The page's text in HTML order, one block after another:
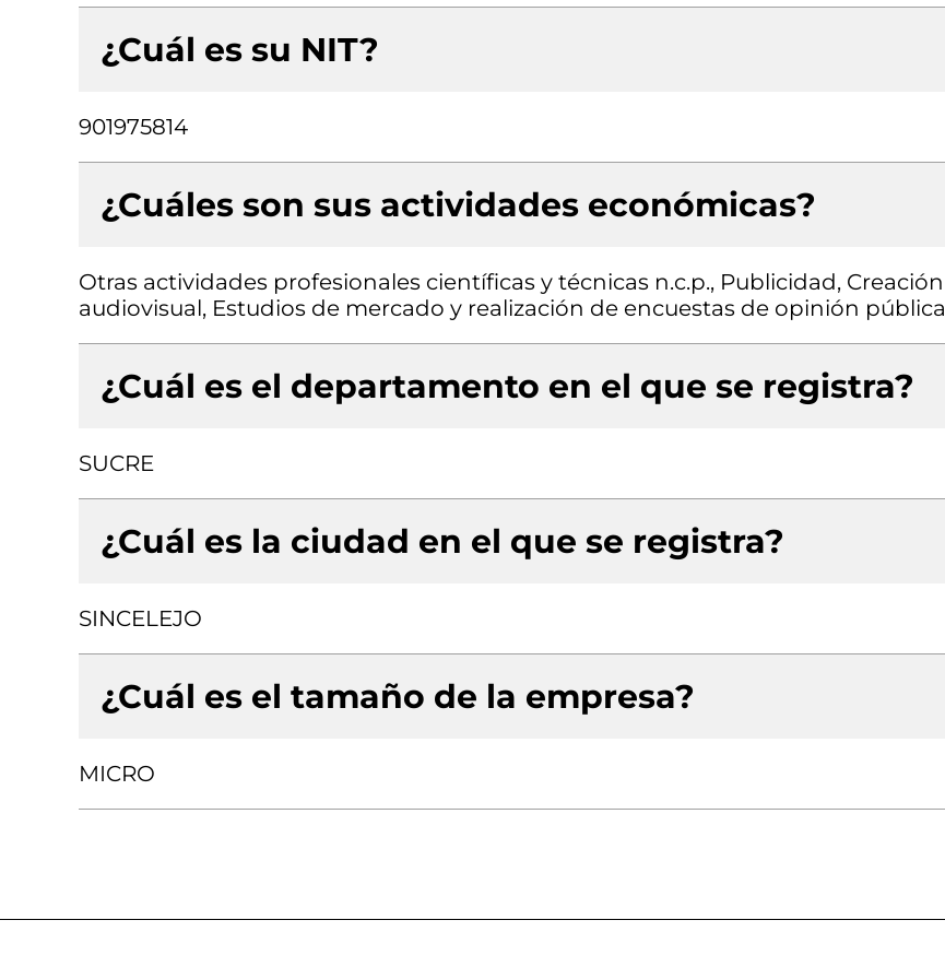
¿Cuál es su NIT?
901975814
¿Cuáles son sus actividades económicas?
Otras actividades profesionales científicas y técnicas n.c.p., Publicidad, Creación
audiovisual, Estudios de mercado y realización de encuestas de opinión pública
¿Cuál es el departamento en el que se registra?
SUCRE
¿Cuál es la ciudad en el que se registra?
SINCELEJO
¿Cuál es el tamaño de la empresa?
MICRO